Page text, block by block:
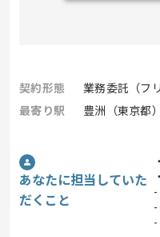
契約形態
業務委託（フ
最寄り駅
豊洲（東京都
あなたに担当していた
だくこと
-
-
-